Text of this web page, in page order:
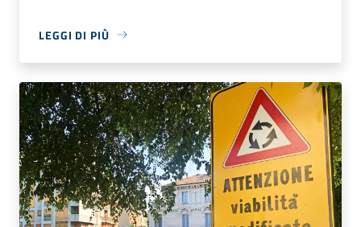
LEGGI DI PIÙ